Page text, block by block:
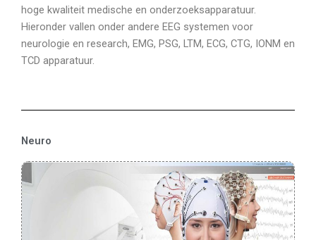
hoge kwaliteit medische en onderzoeksapparatuur.
Hieronder vallen onder andere EEG systemen voor
neurologie en research, EMG, PSG, LTM, ECG, CTG, IONM en
TCD apparatuur.
Neuro